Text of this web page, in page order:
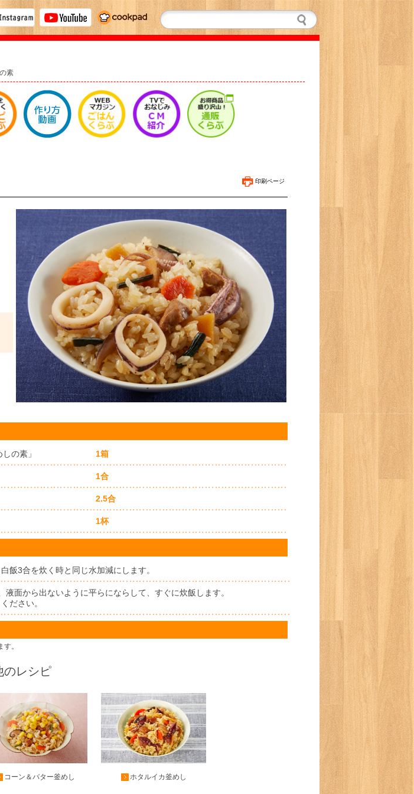
素
印刷ページ
の素」 1箱
1合
2.5合
1杯
飯3合を炊く時と同じ水加減にします。
液面から出ないように平らにならして、すぐに炊飯します。
ださい。
。
のレシピ
コーン＆バター釜めし ホタルイカ釜めし